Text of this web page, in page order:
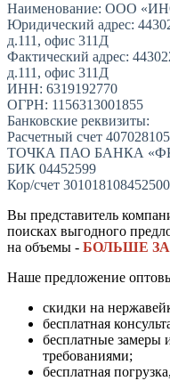
Наименование: ООО
Юридический адрес:
д.111, офис 311Д
Фактический адрес:
д.111, офис 311Д
ИНН: 6319192770
ОГРН: 1156313001855
Банковские реквизиты:
Расчетный счет
ТОЧКА ПАО БАНКА
БИК 04452599
Кор/счет
Вы представитель
поисках выгодного
на объемы - БОЛЬШЕ
Наше предложение
скидки на
бесплатная
бесплатные замеры
требованиями;
бесплатная